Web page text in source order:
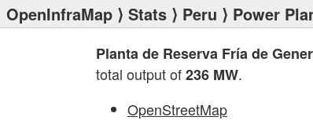
OpenInfraMap ⟩ Stats ⟩ Peru ⟩ Power
Planta de Reserva Fría de
total output of236 MW.
OpenStreetMap